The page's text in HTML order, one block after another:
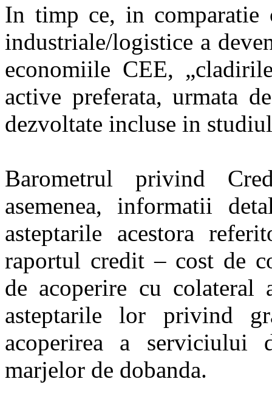
In timp ce, in comparatie
industriale/logistice a
economiile CEE,
active preferata, urmata
dezvoltate incluse in
Barometrul privind
asemenea, informatii
asteptarile acestora
raportul credit – cost de
de acoperire cu colateral
asteptarile lor privind
acoperirea a
marjelor de dobanda.